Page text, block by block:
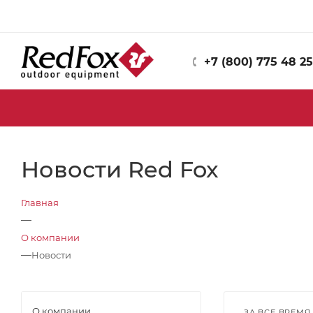
+7 (800) 775 48 25
Новости Red Fox
Главная
—
О компании
—Новости